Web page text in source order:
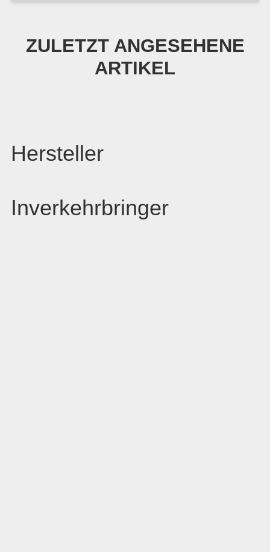
ZULETZT ANGESEHENE
ARTIKEL
Hersteller
Inverkehrbringer